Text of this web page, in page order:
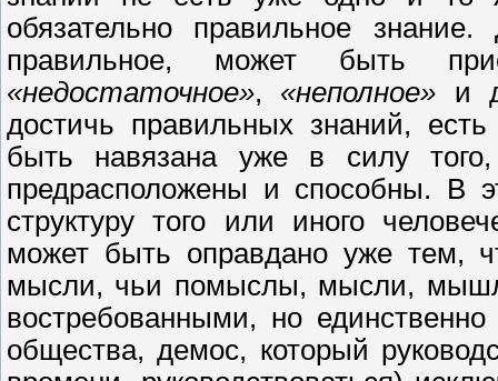
обязательно правильное
правильное, может быть
«недостаточное», «неполное» и
достичь правильных знаний,
быть навязана уже в силу
предрасположены и способны. В
структуру того или иного
может быть оправдано уже тем,
мысли, чьи помыслы, мысли,
востребованными, но
общества, демос, который